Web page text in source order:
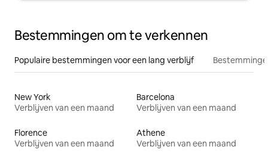
Bestemmingen om te verkennen
Populaire bestemmingen voor een lang verblijf
New York
Verblijven van een maand
Barcelona
Verblijven van een maand
Florence
Verblijven van een maand
Athene
Verblijven van een maand